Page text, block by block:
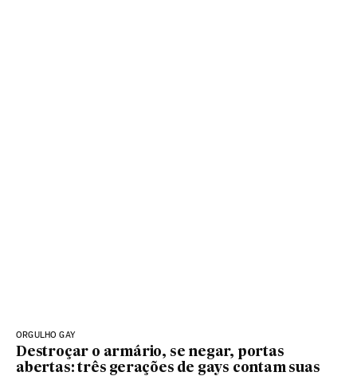
ORGULHO GAY
Destroçar o armário, se negar, portas
abertas: três gerações de gays contam suas